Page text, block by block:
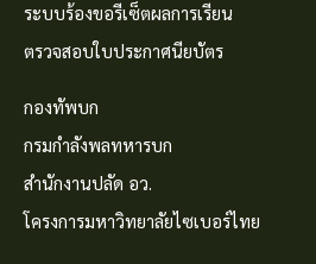
ระบบร้องขอรีเซ็ตผลการเรียน
ตรวจสอบใบประกาศนียบัตร
กองทัพบก
กรมกำลังพลทหารบก
สำนักงานปลัด อว.
โครงการมหาวิทยาลัยไซเบอร์ไทย